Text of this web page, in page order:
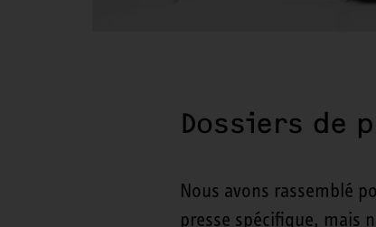
Dossiers de
Nous avons rassemblé
presse spécifique, mais